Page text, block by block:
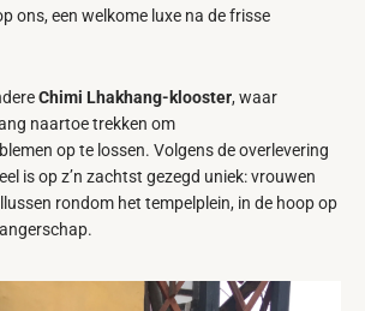
ons, een welkome luxe na de frisse
Chimi Lhakhang-klooster, waar
naartoe trekken om
op te lossen. Volgens de overlevering
is op z’n zachtst gezegd uniek: vrouwen
rondom het tempelplein, in de hoop op